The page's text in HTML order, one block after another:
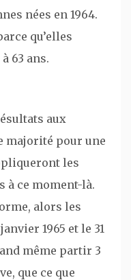
nées en 1964.
qu’elles
63 ans.
aux
majorité pour une
les
à ce moment-là.
alors les
1965 et le 31
même partir 3
que ce que